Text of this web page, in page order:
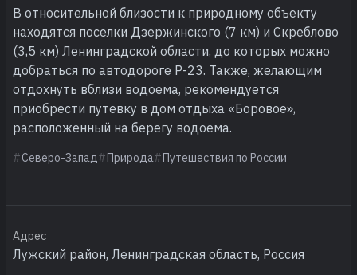
В относительной близости к природному объекту
находятся поселки Дзержинского (7 км) и Скреблово
(3,5 км) Ленинградской области, до которых можно
добраться по автодороге Р-23. Также, желающим
отдохнуть вблизи водоема, рекомендуется
приобрести путевку в дом отдыха «Боровое»,
расположенный на берегу водоема.
Северо-Запад Природа Путешествия по России
Адрес
Лужский район, Ленинградская область, Россия